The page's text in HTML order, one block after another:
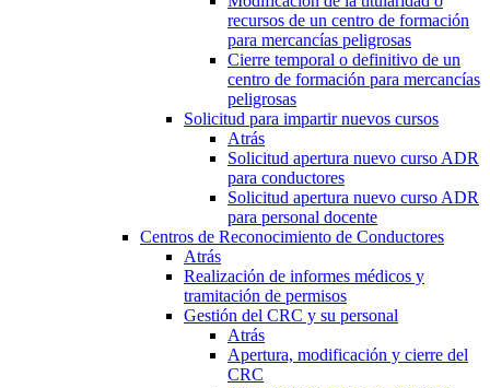
recursos de un centro de formación
para mercancías peligrosas
Cierre temporal o definitivo de un
centro de formación para mercancías
peligrosas
Solicitud para impartir nuevos cursos
Atrás
Solicitud apertura nuevo curso ADR
para conductores
Solicitud apertura nuevo curso ADR
para personal docente
Centros de Reconocimiento de Conductores
Atrás
Realización de informes médicos y
tramitación de permisos
Gestión del CRC y su personal
Atrás
Apertura, modificación y cierre del
CRC